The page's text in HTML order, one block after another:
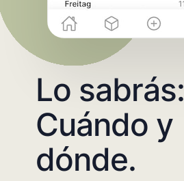
Lo sabrás:
Cuándo y
dónde.